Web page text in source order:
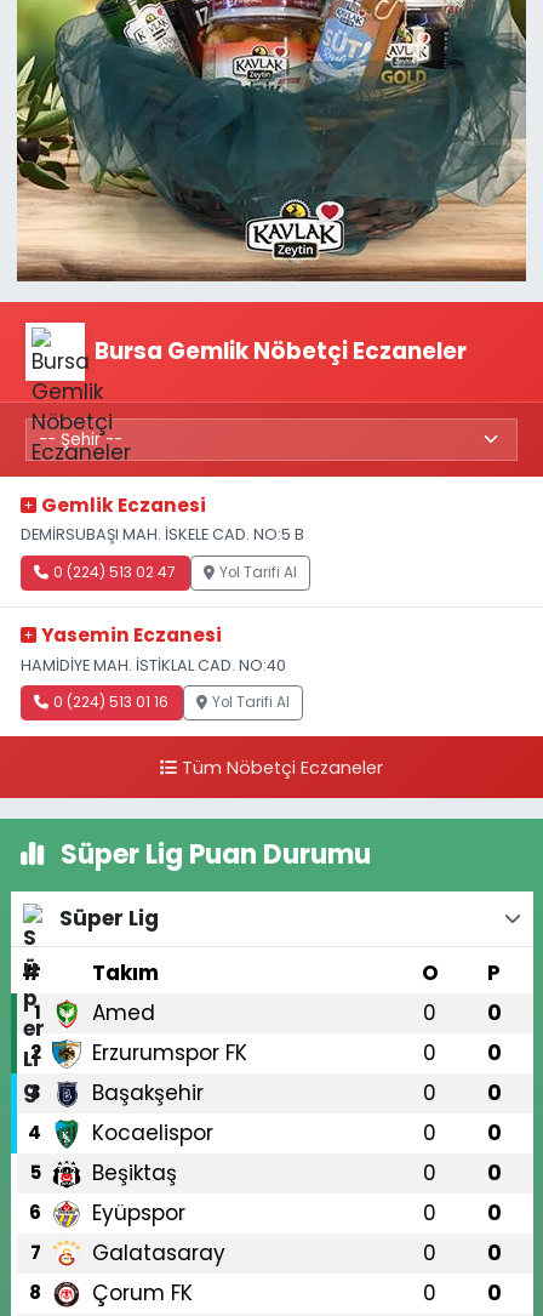
Bursa Gemlik Nöbetçi Eczaneler
Gemlik Eczanesi
DEMİRSUBAŞI MAH. İSKELE CAD. NO:5 B
0 (224) 513 02 47 Yol Tarifi Al
Yasemin Eczanesi
HAMİDİYE MAH. İSTİKLAL CAD. NO:40
0 (224) 513 01 16 Yol Tarifi Al
Tüm Nöbetçi Eczaneler
Süper Lig Puan Durumu
Süper Lig
#
Takım O P
1 Amed 0 0
2 Erzurumspor FK 0 0
3 Başakşehir 0 0
4 Kocaelispor 0 0
5 Beşiktaş 0 0
6 Eyüpspor 0 0
7 Galatasaray 0 0
8 Çorum FK 0 0